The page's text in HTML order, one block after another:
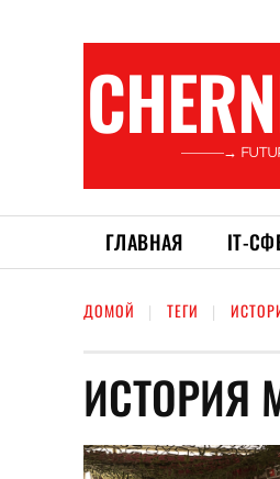
———→
ГЛАВНАЯ ІТ-
ДОМОЙ ТЕГИ
ИСТОРИЯ